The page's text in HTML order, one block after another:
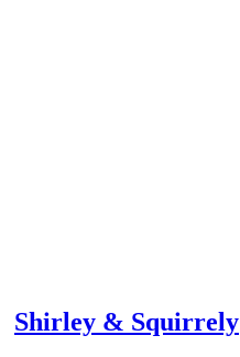
Shirley & Squirrely